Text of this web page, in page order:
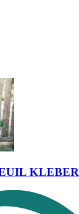
KLEBER